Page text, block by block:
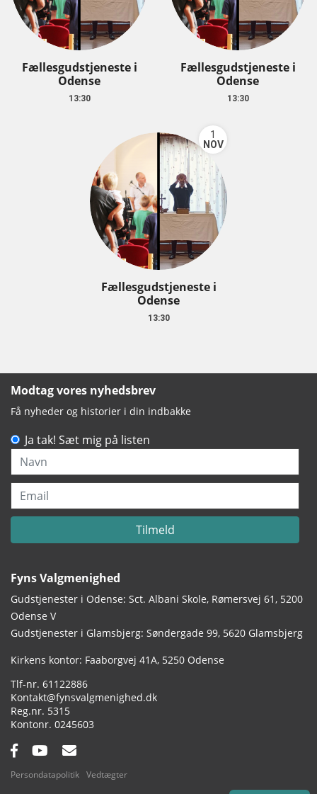
Fællesgudstjeneste i
Odense
13:30
Fællesgudstjeneste i
Odense
13:30
1
NOV
Fællesgudstjeneste i
Odense
13:30
Fyns Valgmenighed
Gudstjenester i Odense: Sct. Albani Skole, Rømersvej 61, 5200
Odense V
Gudstjenester i Glamsbjerg: Søndergade 99, 5620 Glamsbjerg
Adresse:
Kirkens kontor: Faaborgvej 41A 5250 Odense
Tlf.:
61122886
Email:
Kontakt@fynsvalgmenighed.dk
Reg.nr.:
5315
Kontonummer:
0245603
Facebook:
YouTube:
Email:
Modtag vores nyhedsbrev
Få nyheder og historier i din indbakke
Ja tak! Sæt mig på listen
Navn
Email
Tilmeld
Persondatapolitik Vedtægter